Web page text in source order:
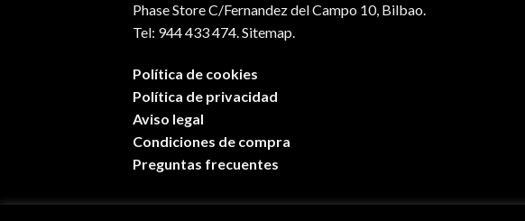
Phase Store C/Fernandez del Campo 10, Bilbao.
Tel: 944 433 474.Sitemap.
Política de cookies
Política de privacidad
Aviso legal
Condiciones de compra
Preguntas frecuentes